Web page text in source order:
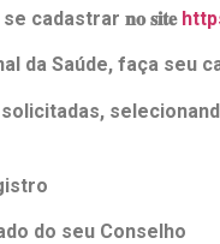
cadastrar 𝐧𝐨 𝐬𝐢𝐭𝐞
da Saúde, faça seu
do seu Conselho